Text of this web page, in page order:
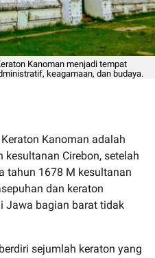
Kanoman menjadi tempat
keagamaan, dan budaya.
Keraton Kanoman adalah
Cirebon, setelah
tahun 1678 M kesultanan
dan keraton
Jawa bagian barat tidak
sejumlah keraton yang